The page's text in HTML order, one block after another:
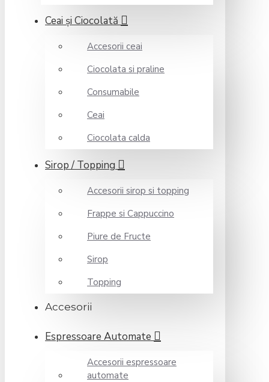
Ceai şi Ciocolată
Accesorii ceai
Ciocolata si praline
Consumabile
Ceai
Ciocolata calda
Sirop / Topping
Accesorii sirop si topping
Frappe si Cappuccino
Piure de Fructe
Sirop
Topping
Accesorii
Espressoare Automate
Accesorii espressoare
automate